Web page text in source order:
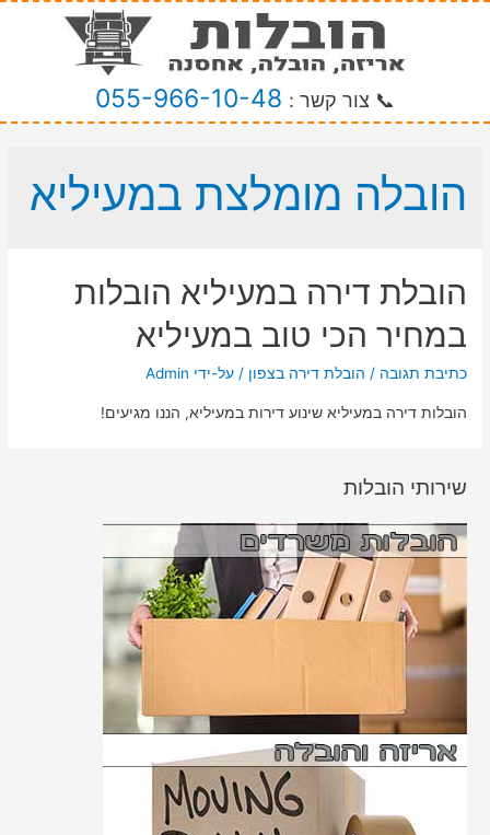
📞 צור קשר : 055-966-10-48
הובלה מומלצת במעיליא
הובלת דירה במעיליא הובלות
במחיר הכי טוב במעיליא
כתיבת תגובה / הובלת דירה בצפון / על-ידי Admin
הובלות דירה במעיליא שינוע דירות במעיליא, הננו מגיעים!
שירותי הובלות